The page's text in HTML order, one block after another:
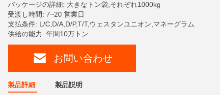
パッケージの詳細: 大きなトン袋,それぞれ1000kg
受渡し時間: 7~20 営業日
支払条件: L/C,D/A,D/P,T/T,ウェスタンユニオン,マネーグラム
供給の能力: 年間10万トン
お問い合わせ
製品詳細 製品説明